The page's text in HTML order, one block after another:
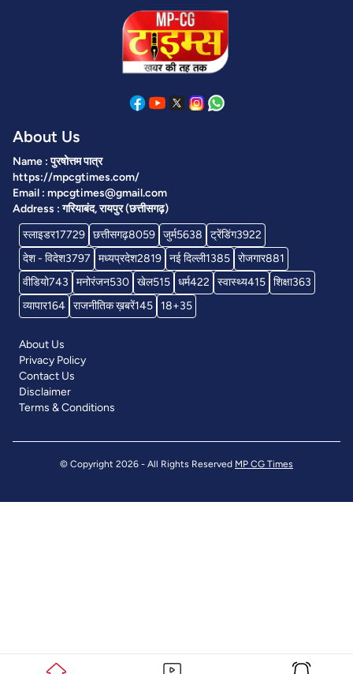
About Us
Name : पुरषोत्तम पात्र
https://mpcgtimes.com/
Email : mpcgtimes@gmail.com
Address : गरियाबंद, रायपुर (छत्तीसगढ़)
स्लाइडर17729 छत्तीसगढ़8059 जुर्म5638 ट्रेंडिंग3922
देश - विदेश3797 मध्यप्रदेश2819 नई दिल्ली1385 रोजगार881
वीडियो743 मनोरंजन530 खेल515 धर्म422 स्वास्थ्य415 शिक्षा363
व्यापार164 राजनीतिक ख़बरें145 18+35
About Us
Privacy Policy
Contact Us
Disclaimer
Terms & Conditions
© Copyright 2026 - All Rights Reserved MP CG Times